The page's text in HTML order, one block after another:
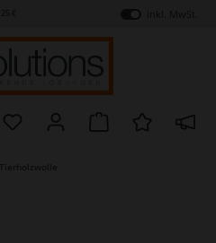
Tierholzwolle